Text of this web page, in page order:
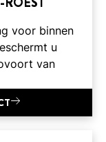
voor binnen
u
van